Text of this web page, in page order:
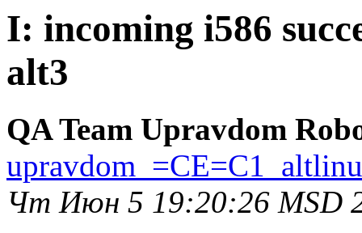
I: incoming i586
alt3
QA Team Upravdom
Чт Июн 5 19:20:26 MSD